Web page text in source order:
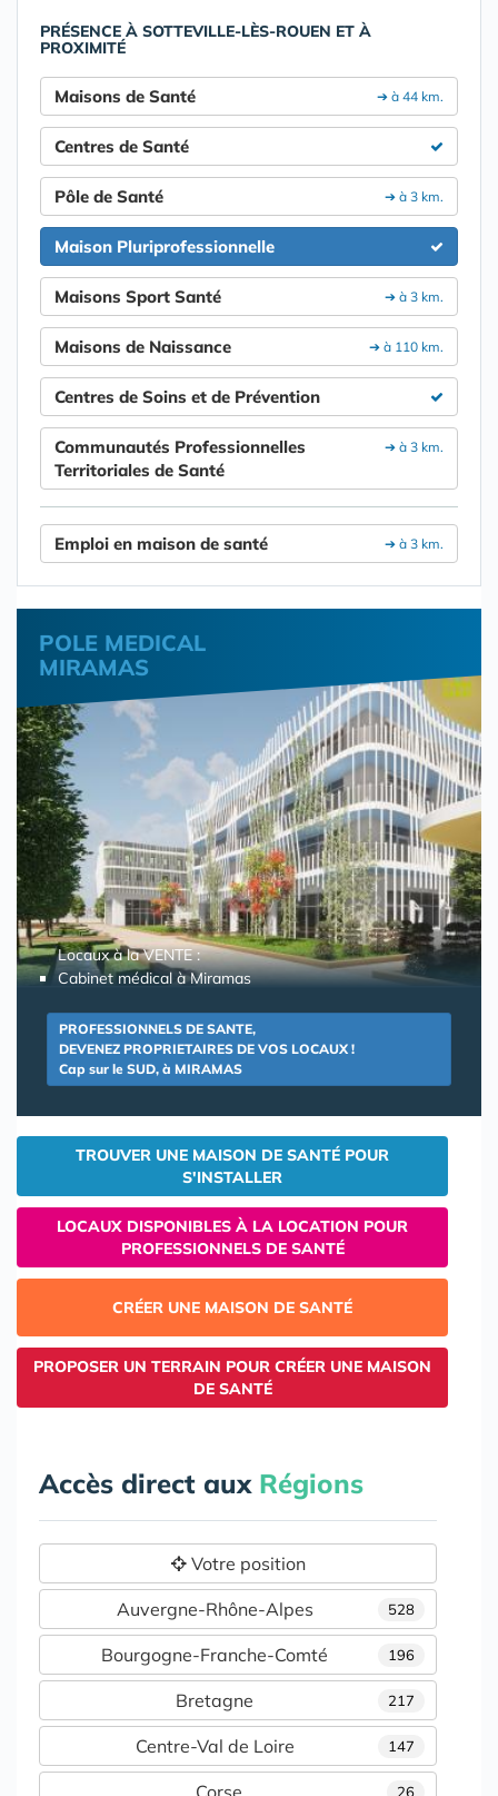
PRÉSENCE À SOTTEVILLE-LÈS-ROUEN ET À
PROXIMITÉ
➔ à 44 km.
Maisons de Santé
Centres de Santé
➔ à 3 km.
Pôle de Santé
Maison Pluriprofessionnelle
➔ à 3 km.
Maisons Sport Santé
➔ à 110 km.
Maisons de Naissance
Centres de Soins et de Prévention
➔ à 3 km.
Communautés Professionnelles
Territoriales de Santé
➔ à 3 km.
Emploi en maison de santé
POLE MEDICAL
MIRAMAS
Locaux à la VENTE :
Cabinet médical à Miramas
PROFESSIONNELS DE SANTE,
DEVENEZ PROPRIETAIRES DE VOS LOCAUX !
Cap sur le SUD, à MIRAMAS
TROUVER UNE MAISON DE SANTÉ POUR
S'INSTALLER
LOCAUX DISPONIBLES À LA LOCATION POUR
PROFESSIONNELS DE SANTÉ
CRÉER UNE MAISON DE SANTÉ
PROPOSER UN TERRAIN POUR CRÉER UNE MAISON
DE SANTÉ
Accès direct aux Régions
Votre position
528
Auvergne-Rhône-Alpes
196
Bourgogne-Franche-Comté
217
Bretagne
147
Centre-Val de Loire
26
Corse